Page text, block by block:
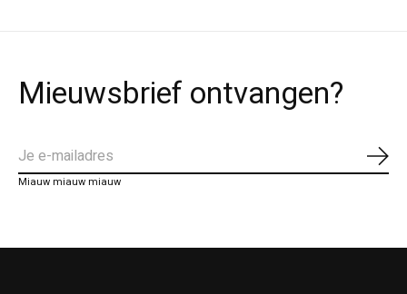
Mieuwsbrief ontvangen?
Miauw miauw miauw